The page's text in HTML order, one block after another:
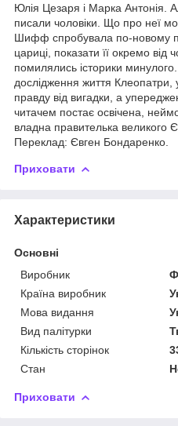
Юлія Цезаря і Марка Антонія.
писали чоловіки. Що про неї
Шифф спробувала по-новому
цариці, показати її окремо від
помилялись історики
дослідження життя
правду від вигадки, а
читачем постає освічена,
владна правителька великого
Переклад: Євген Бондаренко.
Приховати
Характеристики
Основні
Виробник
Країна виробник
Мова видання
Вид палітурки
Кількість сторінок
Стан
Приховати